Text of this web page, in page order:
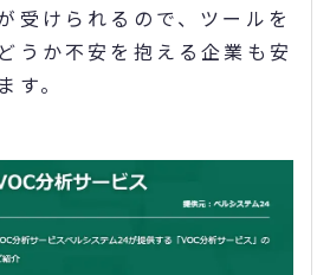
受けられるので、ツールを
うか不安を抱える企業も安
す。